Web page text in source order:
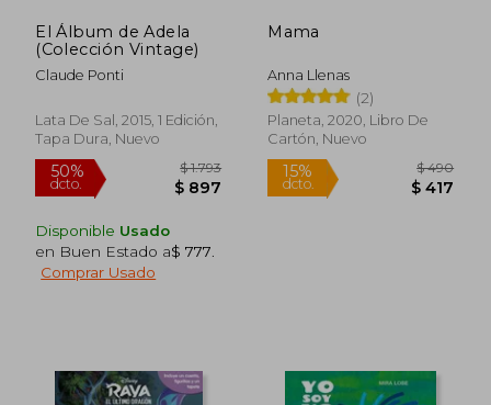
45%
dcto. $ 768
45%
dcto.
El Álbum de Adela
(Colección Vintage)
Claude Ponti
Lata De Sal, 2015, 1 Edición,
Tapa Dura, Nuevo
Disponible Usado
en Buen Estado a$ 777
Comprar Usado
Mama
Anna Llenas
(2)
Planeta, 2020, Libro De
Cartón, Nuevo